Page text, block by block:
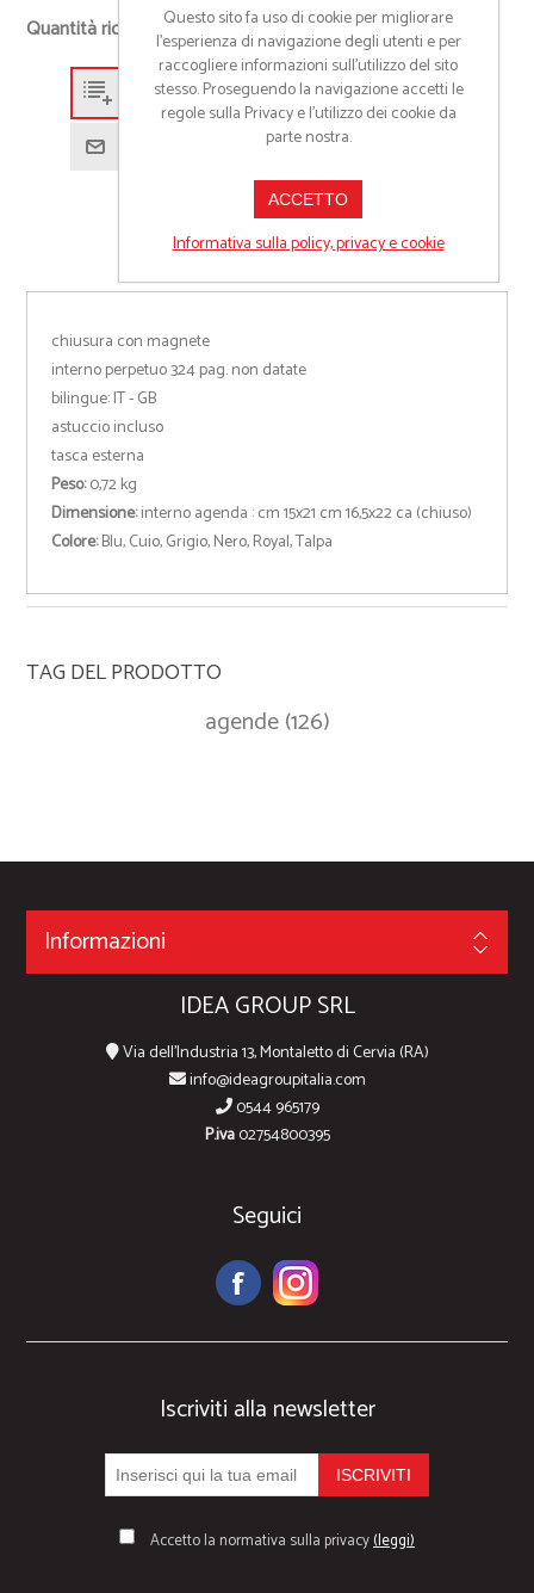
Quantità richiesta
+
-
Aggiungi alla lista preventivo
Richiedi informazioni prodotto
chiusura con magnete
interno perpetuo 324 pag. non datate
bilingue: IT - GB
astuccio incluso
tasca esterna
Peso:0,72 kg
Dimensione:interno agenda : cm 15x21 cm 16,5x22 ca (chiuso)
Colore:Blu, Cuio, Grigio, Nero, Royal, Talpa
TAG DEL PRODOTTO
agende(126)
Informazioni
IDEA GROUP SRL
Via dell'Industria 13, Montaletto di Cervia (RA)
info@ideagroupitalia.com
0544 965179
P.iva02754800395
Seguici
Iscriviti alla newsletter
Accetto la normativa sulla privacy(leggi)
Questo sito fa uso di cookie per migliorare
l’esperienza di navigazione degli utenti e per
raccogliere informazioni sull’utilizzo del sito
stesso. Proseguendo la navigazione accetti le
regole sulla Privacy e l'utilizzo dei cookie da
parte nostra.
ACCETTO
Informativa sulla policy, privacy e cookie